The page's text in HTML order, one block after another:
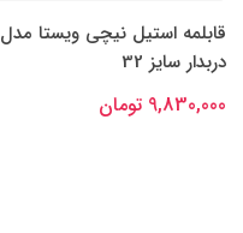
قابلمه استیل نیچی ویستا مدل
دربدار سایز 32
9,830,000 تومان